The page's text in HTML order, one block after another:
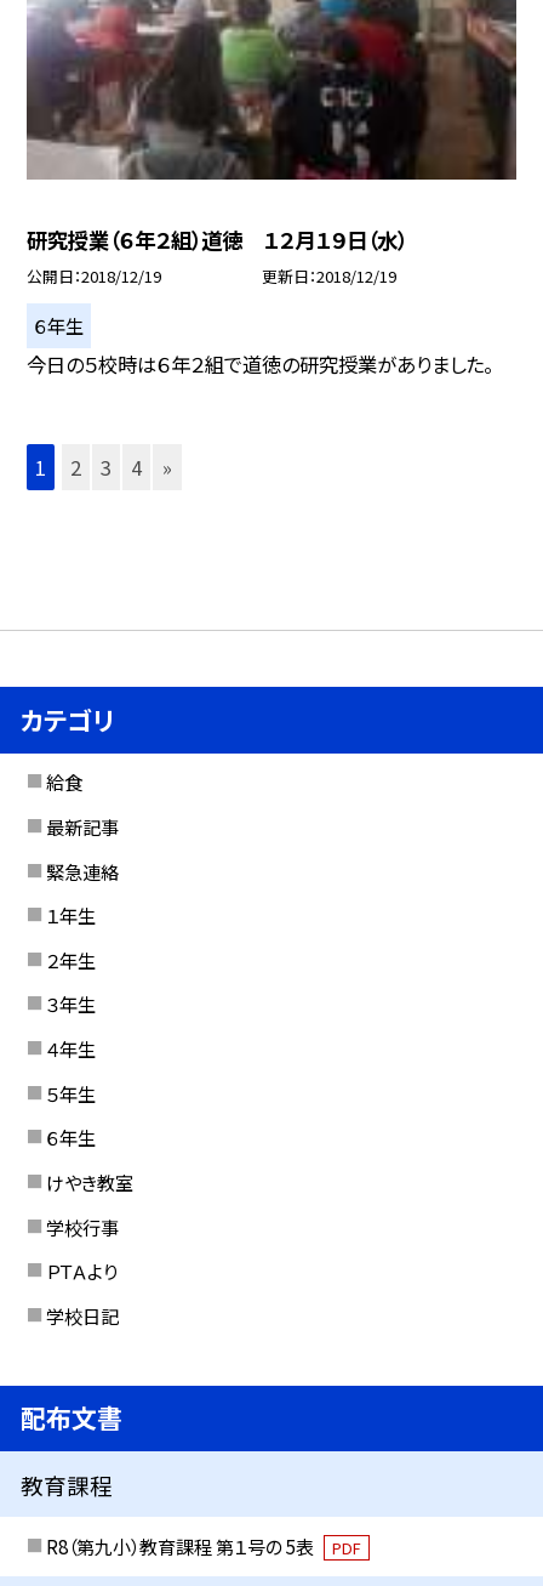
研究授業（６年２組）道徳 １２月１９日（水）
公開日 2018/12/19 更新日 2018/12/19
６年生
今日の５校時は６年２組で道徳の研究授業がありました。
1 2 3 4 »
カテゴリ
給食
最新記事
緊急連絡
１年生
２年生
３年生
４年生
５年生
６年生
けやき教室
学校行事
ＰＴＡより
学校日記
配布文書
教育課程
R8（第九小）教育課程 第１号の 5表 PDF